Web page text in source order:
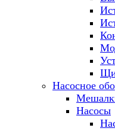
Насосное
Насосы